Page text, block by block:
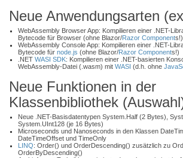
Neue Anwendungsarten
WebAssembly Browser App: Kompilieren einer .NET-
Bytecode für Browser (ohne Blazor/Razor Components!)
WebAssembly Console App: Kompilieren einer .NET-
Bytecode für node.js (ohne Blazor/Razor Components!)
.NET WASI SDK: Kompilieren einer .NET-basierten
WebAssembly-Datei (.wasm) mit WASI (d.h. ohne
Neue Funktionen in der
Klassenbibliothek
Neue .NET-Basisdatentypen System.Half (2 Bytes),
System.UInt128 (je 16 Bytes)
Microseconds und Nanoseconds in den Klassen
DateTimeOffset und TimeOnly
LINQ: Order() und OrderDescending() zusätzlich zu
OrderByDescending()